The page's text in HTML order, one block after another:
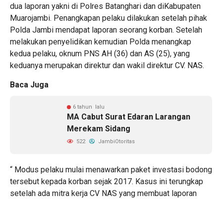
dua laporan yakni di Polres Batanghari dan diKabupaten
Muarojambi. Penangkapan pelaku dilakukan setelah pihak
Polda Jambi mendapat laporan seorang korban. Setelah
melakukan penyelidikan kemudian Polda menangkap
kedua pelaku, oknum PNS AH (36) dan AS (25), yang
keduanya merupakan direktur dan wakil direktur CV. NAS.
Baca Juga
6 tahun lalu
MA Cabut Surat Edaran Larangan
Merekam Sidang
522 JambiOtoritas
“ Modus pelaku mulai menawarkan paket investasi bodong
tersebut kepada korban sejak 2017. Kasus ini terungkap
setelah ada mitra kerja CV NAS yang membuat laporan